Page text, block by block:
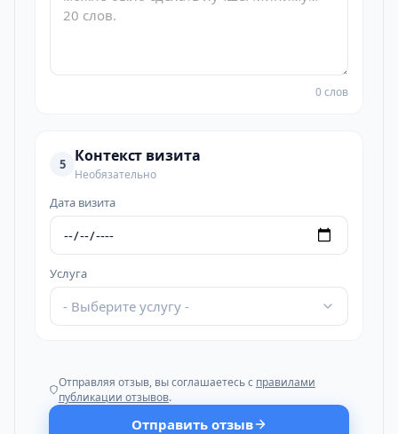
0 слов
5 Контекст визита
Необязательно
Дата визита
Услуга
- Выберите услугу -
Отправляя отзыв, вы соглашаетесь с правилами
публикации отзывов.
Отправить отзыв